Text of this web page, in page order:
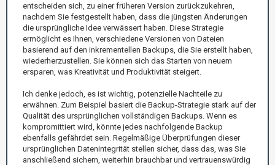
entscheiden sich, zu einer früheren Version zurückzukehren,
nachdem Sie festgestellt haben, dass die jüngsten Änderungen
die ursprüngliche Idee verwässert haben. Diese Strategie
ermöglicht es Ihnen, verschiedene Versionen von Dateien
basierend auf den inkrementellen Backups, die Sie erstellt haben,
wiederherzustellen. Sie können sich das Starten von neuem
ersparen, was Kreativität und Produktivität steigert.
Ich denke jedoch, es ist wichtig, potenzielle Nachteile zu
erwähnen. Zum Beispiel basiert die Backup-Strategie stark auf der
Qualität des ursprünglichen vollständigen Backups. Wenn es
kompromittiert wird, könnte jedes nachfolgende Backup
ebenfalls gefährdet sein. Regelmäßige Überprüfungen dieser
ursprünglichen Datenintegrität stellen sicher, dass das, was Sie
anschließend sichern, weiterhin brauchbar und vertrauenswürdig